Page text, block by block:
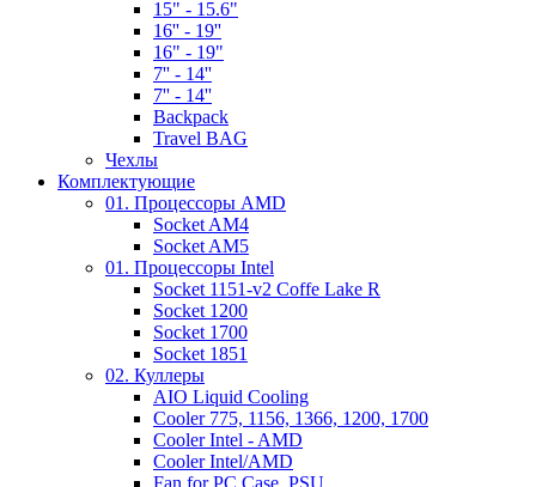
15" - 15.6"
16'' - 19''
16" - 19"
7'' - 14''
7'' - 14''
Backpack
Travel BAG
Чехлы
Комплектующие
01. Процессоры AMD
Socket AM4
Socket AM5
01. Процессоры Intel
Socket 1151-v2 Coffe Lake R
Socket 1200
Socket 1700
Socket 1851
02. Куллеры
AIO Liquid Cooling
Cooler 775, 1156, 1366, 1200, 1700
Cooler Intel - AMD
Cooler Intel/AMD
Fan for PC Case, PSU